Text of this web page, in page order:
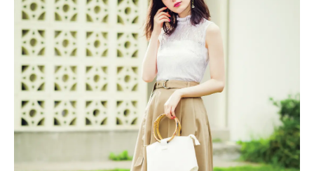
Seventeenについて
Follow us
ST member
新規会員登録・ログイン